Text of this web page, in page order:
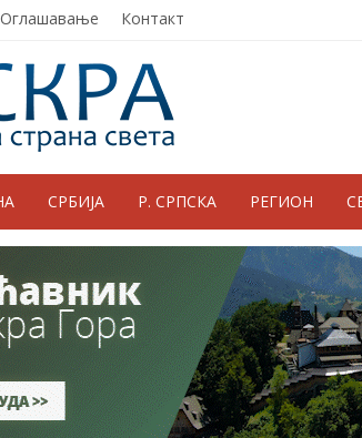
Оглашавање Контакт
СРБИЈА Р. СРПСКА РЕГИОН